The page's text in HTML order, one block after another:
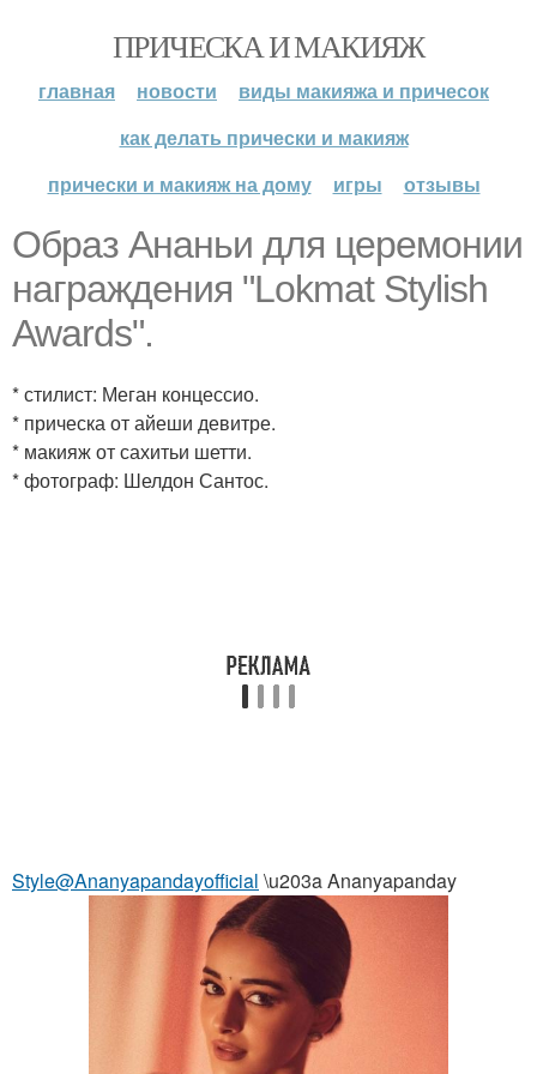
ПРИЧЕСКА И МАКИЯЖ
главная новости
виды макияжа и причесок
как делать прически и макияж
прически и макияж на дому
игры отзывы
Образ Ананьи для церемонии
награждения "Lokmat Stylish
Awards".
* стилист: Меган концессио.
* прическа от айеши девитре.
* макияж от сахитьи шетти.
* фотограф: Шелдон Сантос.
Style@Ananyapandayofficial \u203a Ananyapanday